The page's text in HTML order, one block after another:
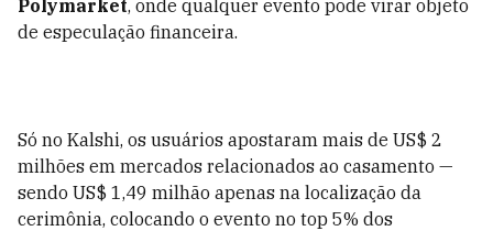
Polymarket, onde qualquer evento pode virar objeto
de especulação financeira.
Só no Kalshi, os usuários apostaram mais de US$ 2
milhões em mercados relacionados ao casamento —
sendo US$ 1,49 milhão apenas na localização da
cerimônia, colocando o evento no top 5% dos